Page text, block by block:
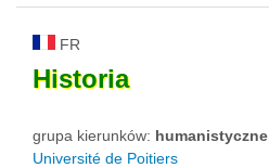
FR
Historia
grupa kierunków: humanistyczne
Université de Poitiers